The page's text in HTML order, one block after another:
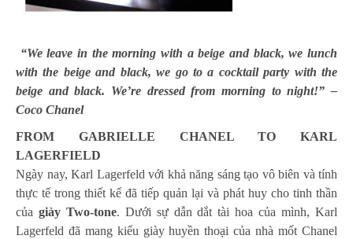
“We leave in the morning with a beige and black, we lunch
with the beige and black, we go to a cocktail party with the
beige and black. We’re dressed from morning to night!” –
Coco Chanel
FROM GABRIELLE CHANEL TO KARL
LAGERFIELD
Ngày nay, Karl Lagerfeld với khả năng sáng tạo vô biên và tính
thực tế trong thiết kế đã tiếp quản lại và phát huy cho tinh thần
của giày Two-tone. Dưới sự dẫn dắt tài hoa của mình, Karl
Lagerfeld đã mang kiểu giày huyền thoại của nhà mốt Chanel